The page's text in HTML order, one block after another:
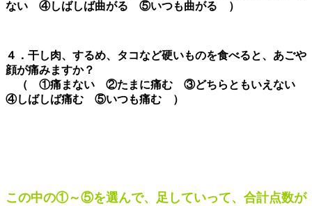
ない ④しばしば曲がる ⑤いつも曲がる ）
４．干し肉、するめ、タコなど硬いものを食べると、あごや
顔が痛みますか？
（ ①痛まない ②たまに痛む ③どちらともいえない
④しばしば痛む ⑤いつも痛む ）
この中の①～⑤を選んで、足していって、合計点数が